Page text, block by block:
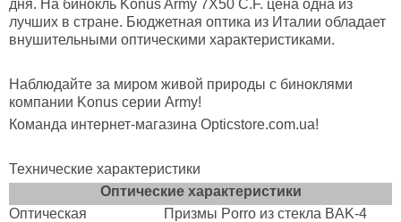
дня. На бинокль Konus Army 7X50 C.F. цена одна из
лучших в стране. Бюджетная оптика из Италии обладает
внушительными оптическими характеристиками.
Наблюдайте за миром живой природы с биноклями
компании Konus серии Army!
Команда интернет-магазина Opticstore.com.ua!
Технические характеристики
Оптические характеристики
Оптическая
Призмы Porro из стекла BAK-4